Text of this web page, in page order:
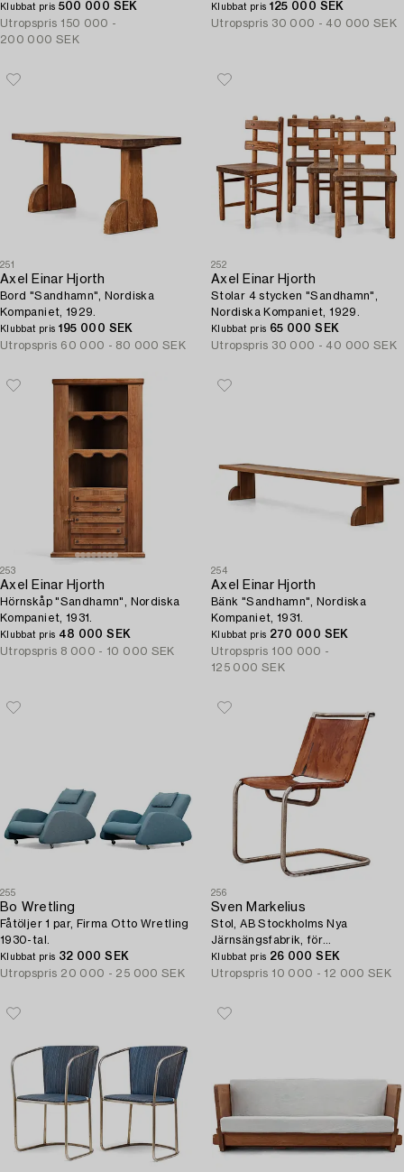
Klubbat pris 500 000 SEK
Utropspris 150 000 -
200 000 SEK
Klubbat pris 125 000 SEK
Utropspris 30 000 - 40 000 SEK
251
Axel Einar Hjorth
Bord "Sandhamn", Nordiska
Kompaniet, 1929.
Klubbat pris 195 000 SEK
Utropspris 60 000 - 80 000 SEK
252
Axel Einar Hjorth
Stolar 4 stycken "Sandhamn",
Nordiska Kompaniet, 1929.
Klubbat pris 65 000 SEK
Utropspris 30 000 - 40 000 SEK
253
Axel Einar Hjorth
Hörnskåp "Sandhamn", Nordiska
Kompaniet, 1931.
Klubbat pris 48 000 SEK
Utropspris 8 000 - 10 000 SEK
254
Axel Einar Hjorth
Bänk "Sandhamn", Nordiska
Kompaniet, 1931.
Klubbat pris 270 000 SEK
Utropspris 100 000 -
125 000 SEK
255
Bo Wretling
Fåtöljer 1 par, Firma Otto Wretling
1930-tal.
Klubbat pris 32 000 SEK
Utropspris 20 000 - 25 000 SEK
256
Sven Markelius
Stol, AB Stockholms Nya
Järnsängsfabrik, för
Stockholmsutställningen 1930.
Klubbat pris 26 000 SEK
Utropspris 10 000 - 12 000 SEK